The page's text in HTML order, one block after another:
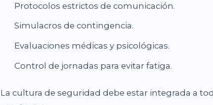
Protocolos estrictos de comunicación.
Simulacros de contingencia.
Evaluaciones médicas y psicológicas.
Control de jornadas para evitar fatiga.
La cultura de seguridad debe estar integrada a